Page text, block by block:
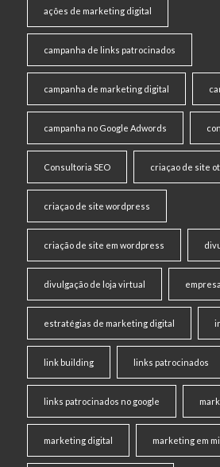
ações de marketing digital
campanha de links patrocinados
campanha de marketing digital
campanha no Google Adwords
Consultoria SEO criaçao de site
criaçao de site wordpress
criação de site em wordpress
divulgação de loja virtual
estratégias de marketing digital
link building links patrocinados
links patrocinados no google
marketing digital marketing em